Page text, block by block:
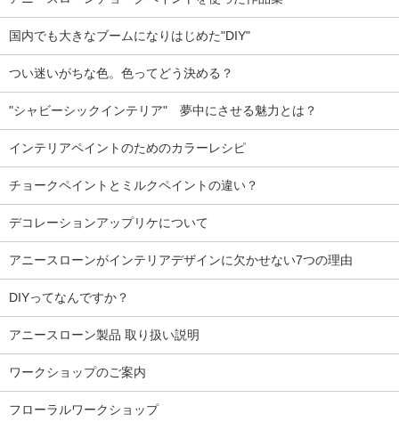
国内でも大きなブームになりはじめた"DIY"
つい迷いがちな色。色ってどう決める？
"シャビーシックインテリア" 夢中にさせる魅力とは？
インテリアペイントのためのカラーレシピ
チョークペイントとミルクペイントの違い？
デコレーションアップリケについて
アニースローンがインテリアデザインに欠かせない7つの理由
DIYってなんですか？
アニースローン製品 取り扱い説明
ワークショップのご案内
フローラルワークショップ